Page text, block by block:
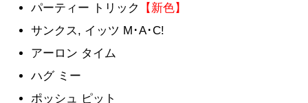
パーティー トリック
【新色】
サンクス, イッツ M･A･C!
アーロン タイム
ハグ ミー
ポッシュ ピット